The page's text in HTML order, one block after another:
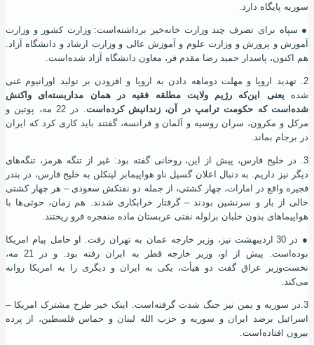
سوریه پایگاه دارد.
● سپاه برای تصرف چند وزارت خانهخیز برداشته ‌است: وزارت کشور و وزارت
آموزش و پرورش و وزارت علوم و آموزش عالی و وزارت ارشاد و دانشگاه آزاد.
هم اکنون، پاسدار حمید رضا مقدم فر، معاون دانشگاه آزاد شده ‌است.
2. تهدید اروپا و مهلت دوماهه دادن به اروپا و افزودن بر تولید اورانیوم غنی
شده یعنی این‌که رﮊیم ولایت مطلقه فقیه در همان مداربسته‌ای واکنش
شده‌ است که حکومت ترامپ در آن، زندانیش کرده‌ است
. در 22 مه، پوتین و
مرکل و مکرون، سران روسیه و آلمان و فرانسه، گفتند باید کاری کرد که ایران
در برجام بماند.
3. در خلیج فارس، پیش از این، روحانی گفته بود: غیر از تنگه هرمز، تنگه‌های
دیگر نیز داریم. به دنبال اعلان گسیل ناو هواپیمابر لینکلن به خلیج فارس، در بندر
فجیره واقع در امارات، چهار کشتی، از جمله دو نفتکش سعودی– هر چهار کشتی
خالی از بار و سرنشین بودند – گرفتار خرابکاری شدند. هم زمان، حوثی‌ها با
هواپیماهای بدون خلبان برلوله نفتی عربستان ماده منفجره فرو ریختند.
●
در 30 اردیبهشت نیز، وزیر خارجه عمان به تهران رفت. او حامل پیام امریکا
بوده
‌است. پیش از او، وزیر خارجه قطر به ایران رفته بود. و در 21 مه،
نخست‌وزیر عراق گفت دو هیأت، یکی به ایران و دیگری را به امریکا روانه
می‌کند.
3.در سوریه و یمن نیز جنگ شدت گرفته
‌است. اینک خبر طرح مشترک امریکا –
اسرائیل برضد ایران و سوریه و حزب الله لبنان و حماس فلسطین، از پرده
بیرون افتاده ‌است.